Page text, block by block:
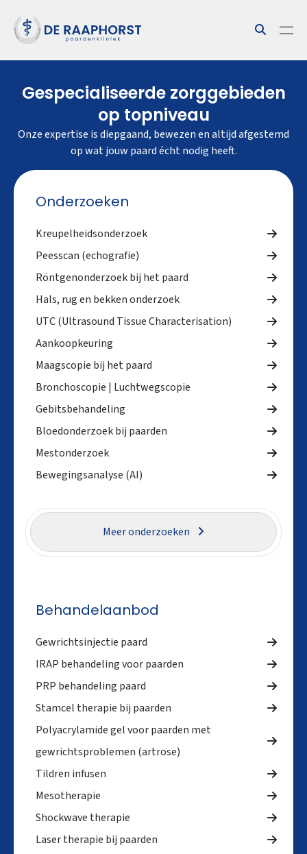
Gespecialiseerde zorggebieden
op topniveau
Onze expertise is diepgaand, bewezen en altijd afgestemd
op wat jouw paard écht nodig heeft.
Onderzoeken
Kreupelheidsonderzoek
Peesscan (echografie)
Röntgenonderzoek bij het paard
Hals, rug en bekken onderzoek
UTC (Ultrasound Tissue Characterisation)
Aankoopkeuring
Maagscopie bij het paard
Bronchoscopie | Luchtwegscopie
Gebitsbehandeling
Bloedonderzoek bij paarden
Mestonderzoek
Bewegingsanalyse (AI)
Meer onderzoeken
Behandelaanbod
Gewrichtsinjectie paard
IRAP behandeling voor paarden
PRP behandeling paard
Stamcel therapie bij paarden
Polyacrylamide gel voor paarden met
gewrichtsproblemen (artrose)
Tildren infusen
Mesotherapie
Shockwave therapie
Laser therapie bij paarden